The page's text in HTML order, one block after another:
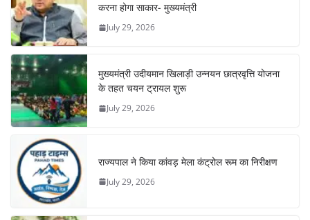
करना होगा साकार- मुख्यमंत्री
July 29, 2026
मुख्यमंत्री उदीयमान खिलाड़ी उन्नयन छात्रवृत्ति योजना
के तहत चयन ट्रायल शुरू
July 29, 2026
राज्यपाल ने किया कांवड़ मेला कंट्रोल रूम का निरीक्षण
July 29, 2026